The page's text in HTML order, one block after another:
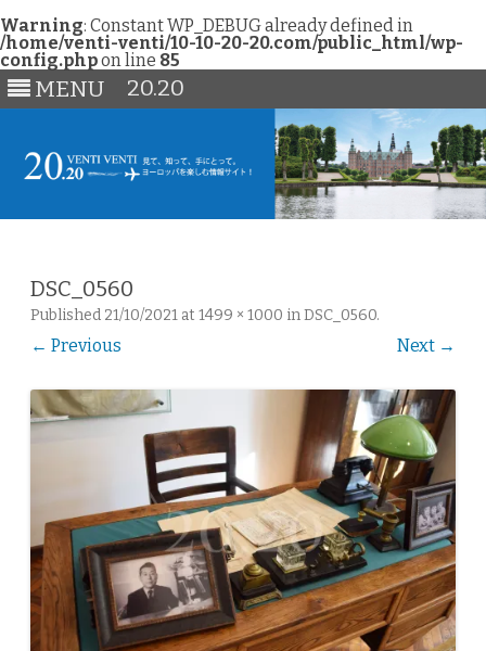
Warning: Constant WP_DEBUG already defined in
/home/venti-venti/10-10-20-20.com/public_html/wp-
config.phpon line 85
MENU 20.20
DSC_0560
Published 21/10/2021 at 1499 × 1000 inDSC_0560.
← Previous Next →